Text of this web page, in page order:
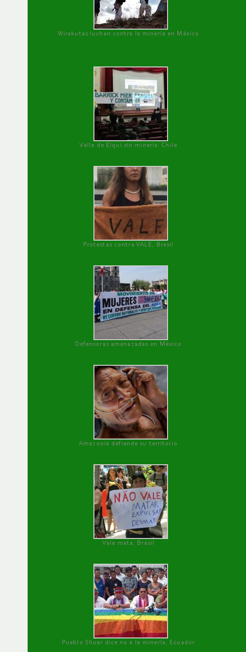
Wirakutas luchan contra la minería en México
Valle de Elqui sin minería. Chile
Protestas contra VALE, Brasil
Defensoras amenazadas en México
Amazonía defiende su territorio
Vale mata, Brasil
Pueblo Shuar dice no a la minería, Ecuador